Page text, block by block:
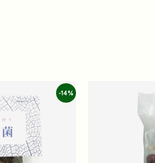
-14%